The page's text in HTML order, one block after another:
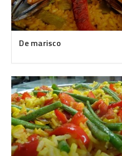
De marisco